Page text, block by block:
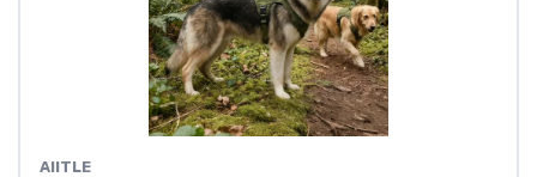
AIITLE